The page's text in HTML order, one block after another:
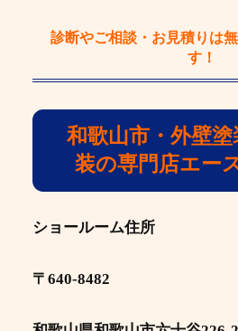
診断やご相談・お見積りは
す！
和歌山市・外壁
装の専門店エー
ショールーム住所
〒640-8482